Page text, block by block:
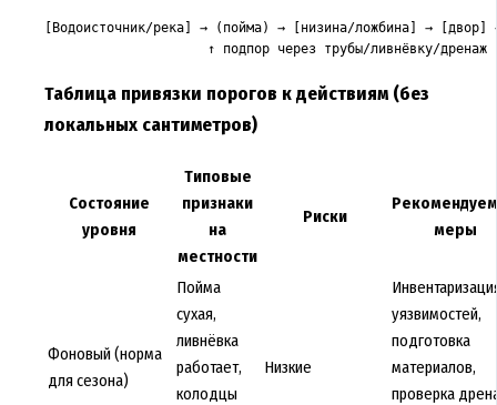
[Водоисточник/река] → (пойма) → [низина/ложбина] → [двор]
Таблица привязки порогов к действиям (без
локальных сантиметров)
Состояние
уровня
Типовые
признаки
на
местности
Риски
меры
Фоновый (норма
для сезона)
Пойма
сухая,
ливнёвка
работает,
колодцы
Низкие
уязвимостей,
подготовка
материалов,
проверка